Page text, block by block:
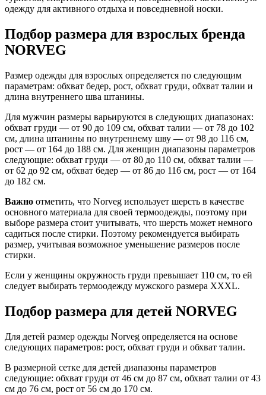
одежду для активного отдыха и повседневной носки.
Подбор размера для взрослых бренда
NORVEG
Размер одежды для взрослых определяется по следующим
параметрам: обхват бедер, рост, обхват груди, обхват талии и
длина внутреннего шва штанины.
Для мужчин размеры варьируются в следующих диапазонах:
обхват груди — от 90 до 109 см, обхват талии — от 78 до 102
см, длина штанины по внутреннему шву — от 98 до 116 см,
рост — от 164 до 188 см. Для женщин диапазоны параметров
следующие: обхват груди — от 80 до 110 см, обхват талии —
от 62 до 92 см, обхват бедер — от 86 до 116 см, рост — от 164
до 182 см.
Важно отметить, что Norveg использует шерсть в качестве
основного материала для своей термоодежды, поэтому при
выборе размера стоит учитывать, что шерсть может немного
садиться после стирки. Поэтому рекомендуется выбирать
размер, учитывая возможное уменьшение размеров после
стирки.
Если у женщины окружность груди превышает 110 см, то ей
следует выбирать термоодежду мужского размера XXXL.
Подбор размера для детей NORVEG
Для детей размер одежды Norveg определяется на основе
следующих параметров: рост, обхват груди и обхват талии.
В размерной сетке для детей диапазоны параметров
следующие: обхват груди от 46 см до 87 см, обхват талии от 43
см до 76 см, рост от 56 см до 170 см.